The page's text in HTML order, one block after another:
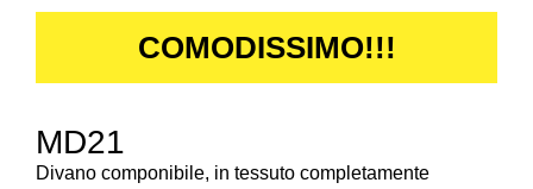
COMODISSIMO!!!
MD21
Divano componibile, in tessuto completamente